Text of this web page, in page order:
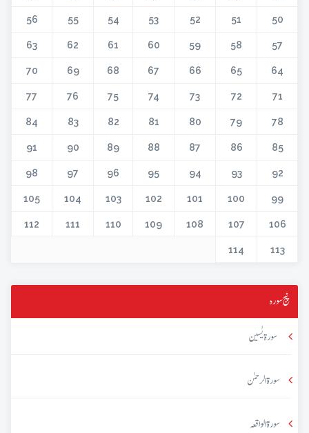
50
51
52
53
54
55
56
57
58
59
60
61
62
63
64
65
66
67
68
69
70
71
72
73
74
75
76
77
78
79
80
81
82
83
84
85
86
87
88
89
90
91
92
93
94
95
96
97
98
99
100
101
102
103
104
105
106
107
108
109
110
111
112
113
114
پنج سورہ
سورۃ یٰسین
سورۃ الرحمٰن
سورۃ الواقعہ